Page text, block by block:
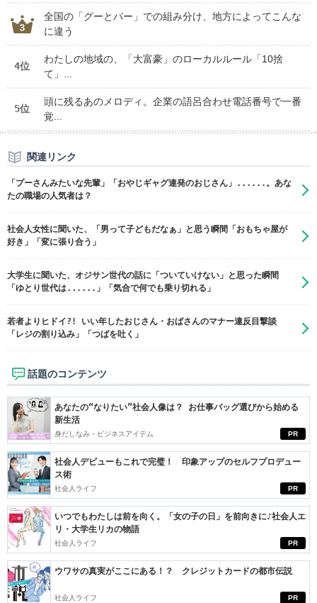
全国の「グーとパー」での組み分け、地方によってこんな
に違う
4位
わたしの地域の、「大富豪」のローカルルール「10捨
て」...
5位
頭に残るあのメロディ。企業の語呂合わせ電話番号で一番
覚...
関連リンク
「プーさんみたいな先輩」「おやじギャグ連発のおじさん」......。あな
たの職場の人気者は？
社会人女性に聞いた、「男って子どもだなぁ」と思う瞬間「おもちゃ屋が
好き」「変に張り合う」
大学生に聞いた、オジサン世代の話に「ついていけない」と思った瞬間
「ゆとり世代は......」「気合で何でも乗り切れる」
若者よりヒドイ?! いい年したおじさん・おばさんのマナー違反目撃談
「レジの割り込み」「つばを吐く」
話題のコンテンツ
PR
あなたの“なりたい”社会人像は？ お仕事バッグ選びから始める
新生活
身だしなみ・ビジネスアイテム
PR
社会人デビューもこれで完璧！ 印象アップのセルフプロデュー
ス術
社会人ライフ
PR
いつでもわたしは前を向く。「女の子の日」を前向きに♪社会人エ
リ・大学生リカの物語
社会人ライフ
PR
ウワサの真実がここにある！？ クレジットカードの都市伝説
社会人ライフ